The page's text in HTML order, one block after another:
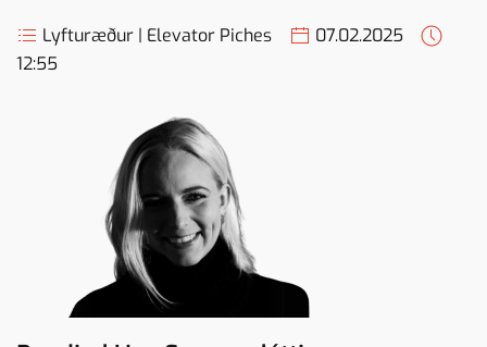
Lyfturæður | Elevator Piches
07.02.2025
12:55